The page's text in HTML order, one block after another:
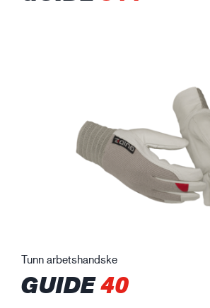
Tunn arbetshandske
GUIDE40